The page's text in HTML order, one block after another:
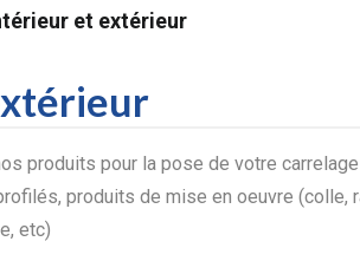
et extérieur
produits pour la pose de votre
produits de mise en oeuvre (colle,
etc)